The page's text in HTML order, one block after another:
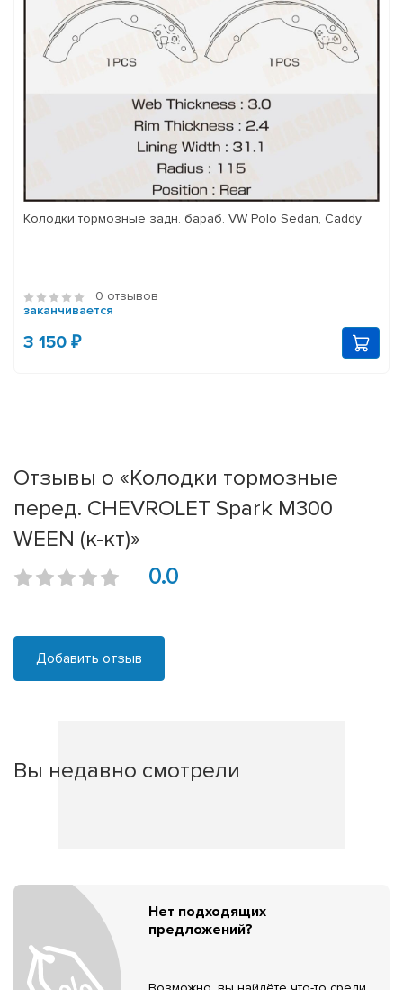
Колодки тормозные задн. бараб. VW Polo Sedan, Caddy
0 отзывов
заканчивается
3 150 ₽
Отзывы о «Колодки тормозные
перед. CHEVROLET Spark M300
WEEN (к-кт)»
0.0
Добавить отзыв
Вы недавно смотрели
Нет подходящих
предложений?